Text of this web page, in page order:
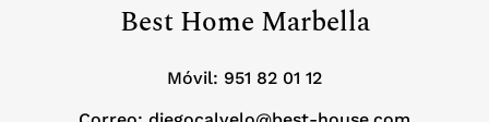
Best Home Marbella
Móvil: 951 82 01 12